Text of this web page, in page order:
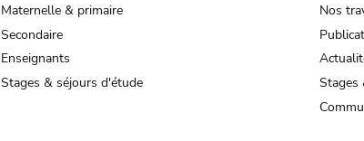
Maternelle & primaire
Secondaire
Enseignants
Stages & séjours d'étude
Nos
Stages